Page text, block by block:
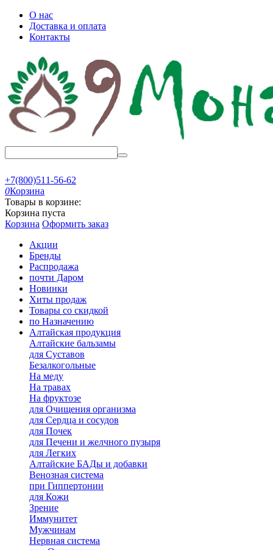
О нас
Доставка и оплата
Контакты
+7(800)511-56-62
0Корзина
Товары в корзине:
Корзина пуста
Корзина Оформить заказ
Акции
Бренды
Распродажа
почти Даром
Новинки
Хиты продаж
Товары со скидкой
по Назначению
Алтайская продукция
Алтайские бальзамы
для Суставов
Безалкогольные
На меду
На травах
На фруктозе
для Очищения организма
для Сердца и сосудов
для Почек
для Печени и желчного пузыря
для Легких
Алтайские БАДы и добавки
Венозная система
при Гиппертонии
для Кожи
Зрение
Иммунитет
Мужчинам
Нервная система